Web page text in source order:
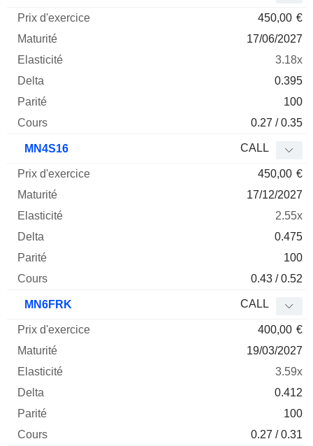
450,00 €
17/06/2027
3.18x
0.395
100
0.27 / 0.35
MN4S16 CALL
450,00 €
17/12/2027
2.55x
0.475
100
0.43 / 0.52
MN6FRK CALL
400,00 €
19/03/2027
3.59x
0.412
100
0.27 / 0.31